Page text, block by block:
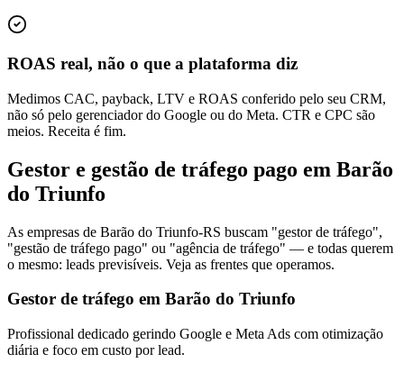
ROAS real, não o que a plataforma diz
Medimos CAC, payback, LTV e ROAS conferido pelo seu CRM,
não só pelo gerenciador do Google ou do Meta. CTR e CPC são
meios. Receita é fim.
Gestor e gestão de tráfego pago em Barão
do Triunfo
As empresas de Barão do Triunfo-RS buscam "gestor de tráfego",
"gestão de tráfego pago" ou "agência de tráfego" — e todas querem
o mesmo: leads previsíveis. Veja as frentes que operamos.
Gestor de tráfego em Barão do Triunfo
Profissional dedicado gerindo Google e Meta Ads com otimização
diária e foco em custo por lead.